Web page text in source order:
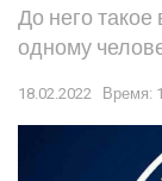
До него
одному
18.02.2022 Время: